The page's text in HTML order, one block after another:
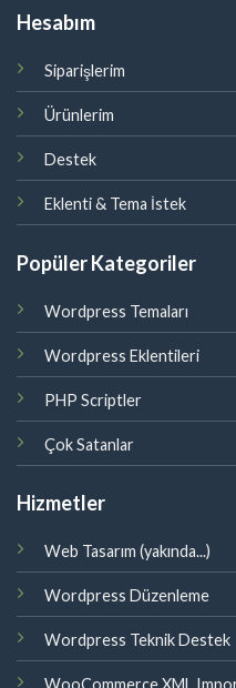
Hesabım
Siparişlerim
Ürünlerim
Destek
Eklenti & Tema İstek
Popüler Kategoriler
Wordpress Temaları
Wordpress Eklentileri
PHP Scriptler
Çok Satanlar
Hizmetler
Web Tasarım (yakında...)
Wordpress Düzenleme
Wordpress Teknik Destek